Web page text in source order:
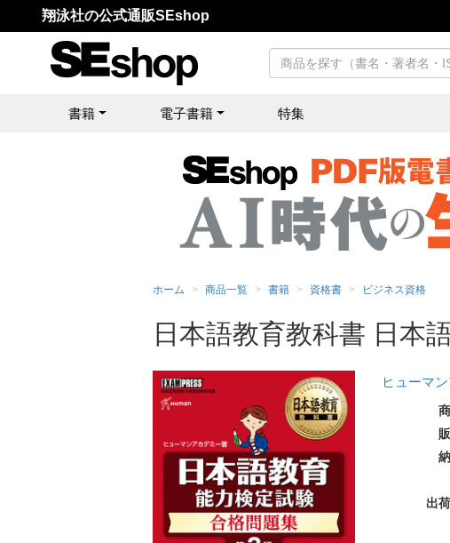
翔泳社の公式通販SEshop
書籍 電子書籍 特集
ホーム 商品一覧 書籍 資格書 ビジネス資格
日本語教育教科書 日本
ヒューマ
出